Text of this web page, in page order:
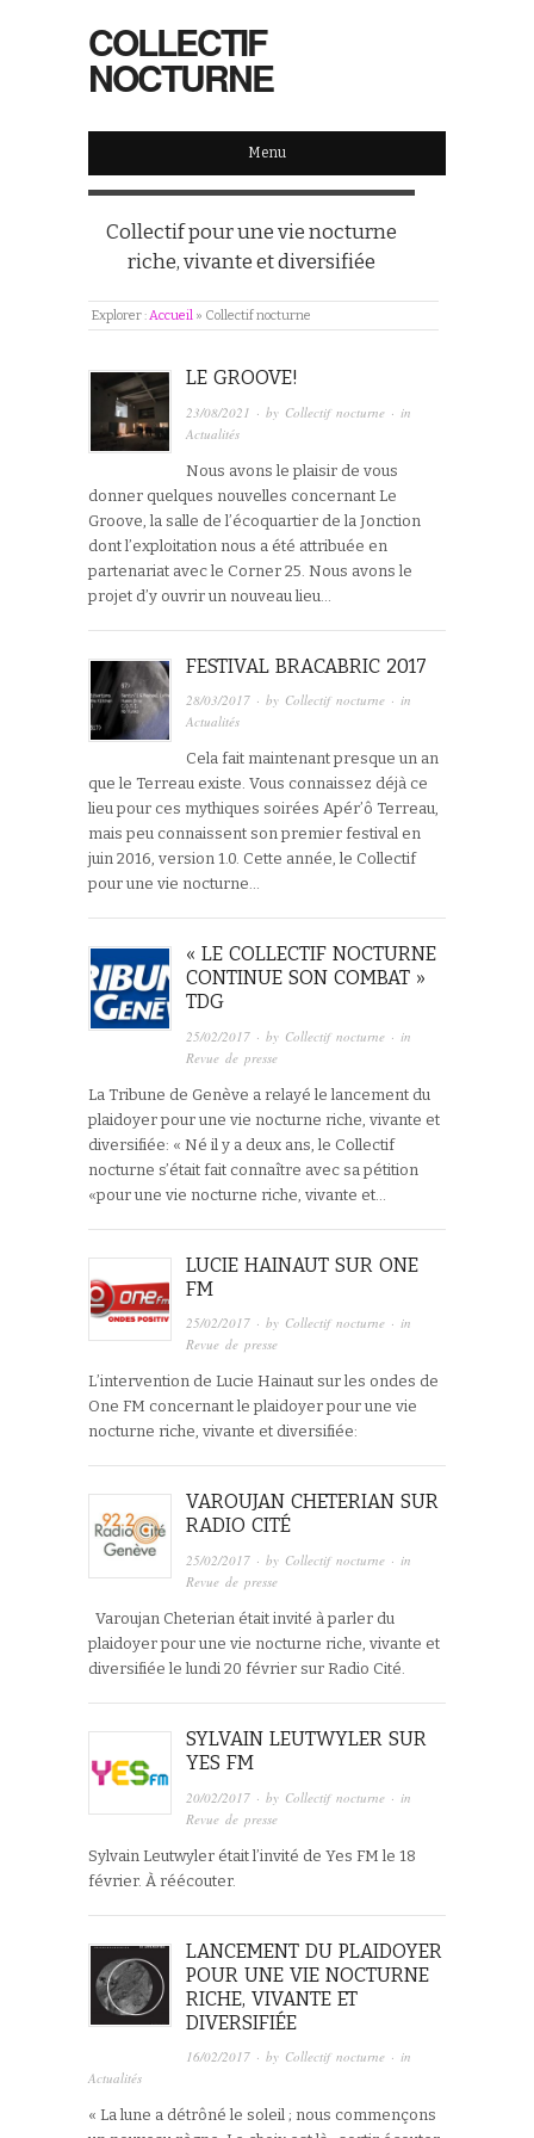
COLLECTIF
NOCTURNE
Menu
Collectif pour une vie nocturne
riche, vivante et diversifiée
Explorer :Accueil » Collectif nocturne
LE GROOVE!
23/08/2021 · by Collectif nocturne · in
Actualités
Nous avons le plaisir de vous
donner quelques nouvelles concernant Le
Groove, la salle de l’écoquartier de la Jonction
dont l’exploitation nous a été attribuée en
partenariat avec le Corner 25. Nous avons le
projet d’y ouvrir un nouveau lieu…
FESTIVAL BRACABRIC 2017
28/03/2017 · by Collectif nocturne · in
Actualités
Cela fait maintenant presque un an
que le Terreau existe. Vous connaissez déjà ce
lieu pour ces mythiques soirées Apér’ô Terreau,
mais peu connaissent son premier festival en
juin 2016, version 1.0. Cette année, le Collectif
pour une vie nocturne…
« LE COLLECTIF NOCTURNE
CONTINUE SON COMBAT »
TDG
25/02/2017 · by Collectif nocturne · in
Revue de presse
La Tribune de Genève a relayé le lancement du
plaidoyer pour une vie nocturne riche, vivante et
diversifiée: « Né il y a deux ans, le Collectif
nocturne s’était fait connaître avec sa pétition
«pour une vie nocturne riche, vivante et…
LUCIE HAINAUT SUR ONE
FM
25/02/2017 · by Collectif nocturne · in
Revue de presse
L’intervention de Lucie Hainaut sur les ondes de
One FM concernant le plaidoyer pour une vie
nocturne riche, vivante et diversifiée:
VAROUJAN CHETERIAN SUR
RADIO CITÉ
25/02/2017 · by Collectif nocturne · in
Revue de presse
Varoujan Cheterian était invité à parler du
plaidoyer pour une vie nocturne riche, vivante et
diversifiée le lundi 20 février sur Radio Cité.
SYLVAIN LEUTWYLER SUR
YES FM
20/02/2017 · by Collectif nocturne · in
Revue de presse
Sylvain Leutwyler était l’invité de Yes FM le 18
février. À réécouter.
LANCEMENT DU PLAIDOYER
POUR UNE VIE NOCTURNE
RICHE, VIVANTE ET
DIVERSIFIÉE
16/02/2017 · by Collectif nocturne · in
Actualités
« La lune a détrôné le soleil ; nous commençons